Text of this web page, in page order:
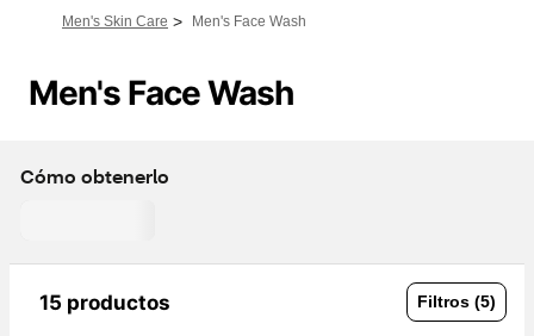
Men's Skin Care > Men's Face Wash
Men's Face Wash
Cómo obtenerlo
15 productos Filtros (5)